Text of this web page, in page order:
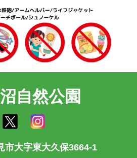
自然公園
市大字東大久保3664-1